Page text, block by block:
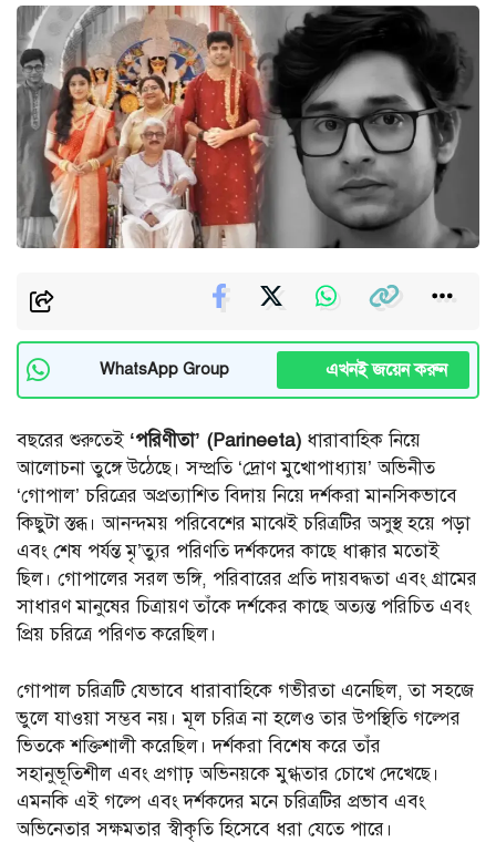
WhatsApp Group এখনই জয়েন করুন
বছরের শুরুতেই ‘পরিণীতা’ (Parineeta) ধারাবাহিক নিয়ে
আলোচনা তুঙ্গে উঠেছে। সম্প্রতি ‘দ্রোণ মুখোপাধ্যায়’ অভিনীত
‘গোপাল’ চরিত্রের অপ্রত্যাশিত বিদায় নিয়ে দর্শকরা মানসিকভাবে
কিছুটা স্তব্ধ। আনন্দময় পরিবেশের মাঝেই চরিত্রটির অসুস্থ হয়ে পড়া
এবং শেষ পর্যন্ত মৃ’ত্যুর পরিণতি দর্শকদের কাছে ধাক্কার মতোই
ছিল। গোপালের সরল ভঙ্গি, পরিবারের প্রতি দায়বদ্ধতা এবং গ্রামের
সাধারণ মানুষের চিত্রায়ণ তাঁকে দর্শকের কাছে অত্যন্ত পরিচিত এবং
প্রিয় চরিত্রে পরিণত করেছিল।
গোপাল চরিত্রটি যেভাবে ধারাবাহিকে গভীরতা এনেছিল, তা সহজে
ভুলে যাওয়া সম্ভব নয়। মূল চরিত্র না হলেও তার উপস্থিতি গল্পের
ভিতকে শক্তিশালী করেছিল। দর্শকরা বিশেষ করে তাঁর
সহানুভূতিশীল এবং প্রগাঢ় অভিনয়কে মুগ্ধতার চোখে দেখেছে।
এমনকি এই গল্পে এবং দর্শকদের মনে চরিত্রটির প্রভাব এবং
অভিনেতার সক্ষমতার স্বীকৃতি হিসেবে ধরা যেতে পারে।